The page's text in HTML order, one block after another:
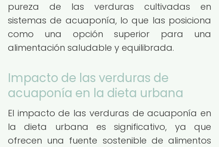
pureza de las verduras cultivadas en
sistemas de acuaponía, lo que las posiciona
como una opción superior para una
alimentación saludable y equilibrada.
Impacto de las verduras de
acuaponía en la dieta urbana
El impacto de las verduras de acuaponía en
la dieta urbana es significativo, ya que
ofrecen una fuente sostenible de alimentos